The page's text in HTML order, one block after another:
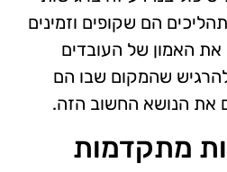
הם שקופים וזמינים
את האמון של העובדים
שהמקום שבו הם
את הנושא החשוב הזה.
מתקדמות